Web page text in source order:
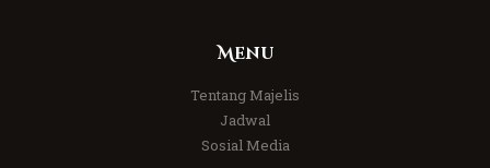
Menu
Tentang Majelis
Jadwal
Sosial Media